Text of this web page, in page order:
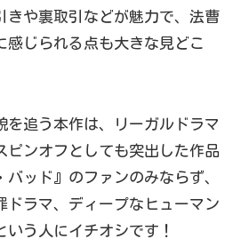
きや裏取引などが魅力で、法曹
感じられる点も大きな見どこ
を追う本作は、リーガルドラマ
ピンオフとしても突出した作品
ッド』 のファンのみならず、
ドラマ、ディープなヒューマン
いう人にイチオシです！